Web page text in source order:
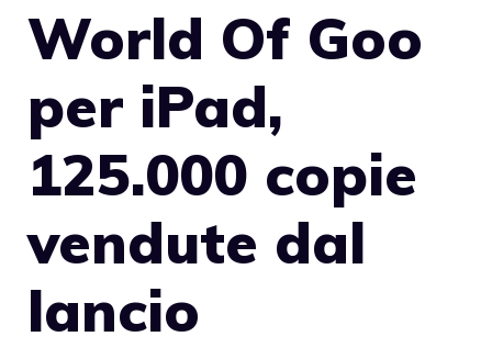
World Of Goo
per iPad,
125.000 copie
vendute dal
lancio